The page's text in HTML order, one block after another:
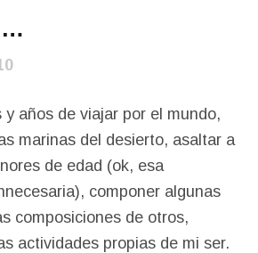
y años de viajar por el mundo,
marinas del desierto, asaltar a
de edad (ok, esa
componer algunas
composiciones de otros,
actividades propias de mi ser.